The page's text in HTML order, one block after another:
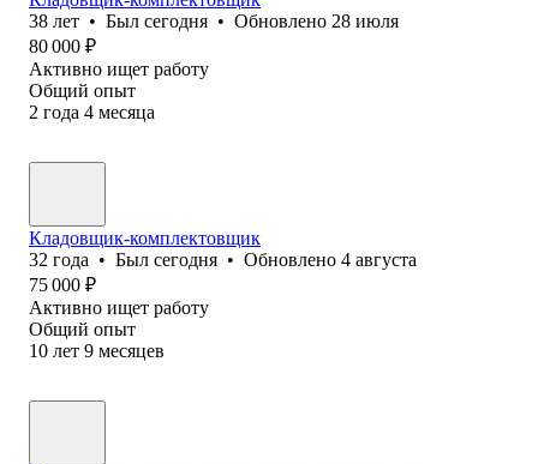
38 лет • Был сегодня • Обновлено 28 июля
80 000 ₽
Активно ищет работу
Общий опыт
2 года 4 месяца
Кладовщик-комплектовщик
32 года • Был сегодня • Обновлено 4 августа
75 000 ₽
Активно ищет работу
Общий опыт
10 лет 9 месяцев